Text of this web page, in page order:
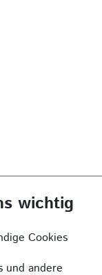
wichtig
Cookies
und andere